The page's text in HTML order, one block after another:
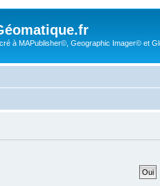
à MAPublisher©, Geographic Imager© et